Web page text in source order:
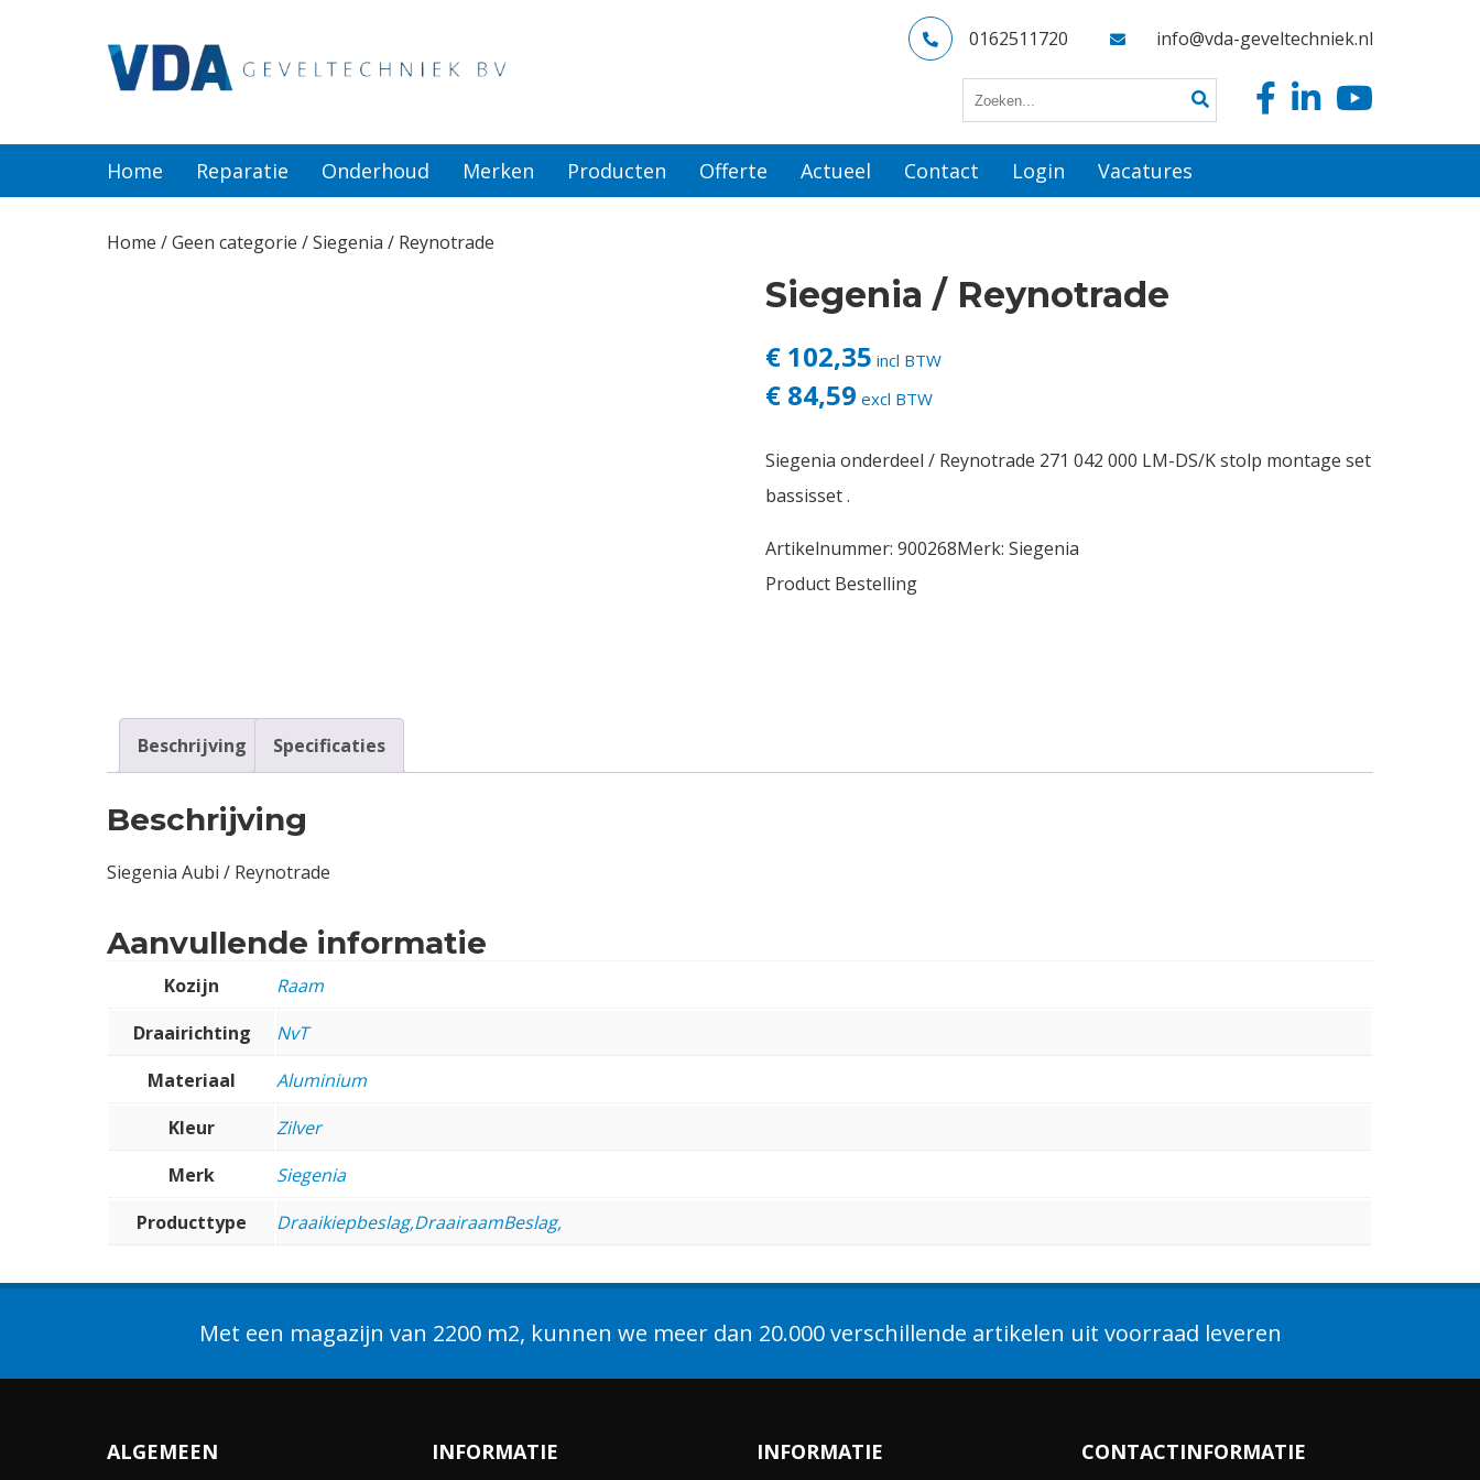
0162511720 info@vda-geveltechniek.nl
Home Reparatie Onderhoud Merken Producten Offerte Actueel Contact Login Vacatures
Home /Geen categorie / Siegenia / Reynotrade
Siegenia / Reynotrade
€ 102,35 incl BTW
€ 84,59 excl BTW
Siegenia onderdeel / Reynotrade 271 042 000 LM-DS/K stolp montage set
bassisset .
Artikelnummer: 900268Merk: Siegenia
Product Bestelling
Beschrijving Specificaties
Beschrijving
Siegenia Aubi / Reynotrade
Aanvullende informatie
Kozijn
Raam
Draairichting
NvT
Materiaal
Aluminium
Kleur
Zilver
Merk
Siegenia
Producttype
Draaikiepbeslag,DraairaamBeslag,
Met een magazijn van 2200 m2, kunnen we meer dan 20.000 verschillende artikelen uit voorraad leveren
ALGEMEEN INFORMATIE INFORMATIE CONTACTINFORMATIE